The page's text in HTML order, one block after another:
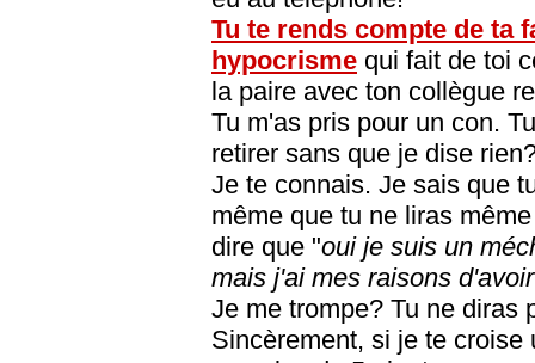
Tu te rends compte de ta
hypocrisme qui fait de toi
la paire avec ton collègue
Tu m'as pris pour un con.
retirer sans que je dise
Je te connais. Je sais que
même que tu ne liras
dire que "oui je suis un
mais j'ai mes raisons
Je me trompe? Tu ne diras
Sincèrement, si je te croise